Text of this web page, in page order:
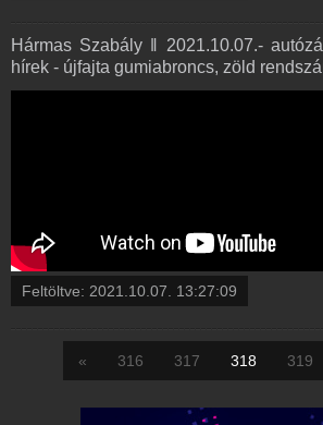
Hármas Szabály ‖ 2021.10.07.-
hírek - újfajta gumiabroncs, zöld
Feltöltve: 2021.10.07. 13:27:09
« 316 317 318 319